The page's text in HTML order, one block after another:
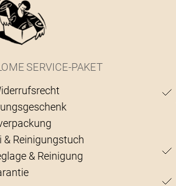
SERVICE-PAKET
& Reinigungstuch
& Reinigung